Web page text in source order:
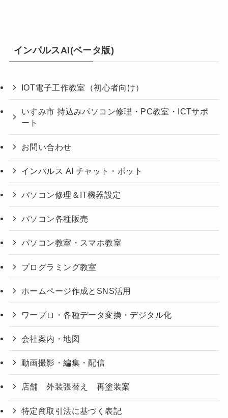
インパルスAI(ベータ版)
IOT電子工作教室（初心者向け）
いすみ市 持込みパソコン修理・PC教室・ICTサポ
ート
お問い合わせ
インパルス AI チャット・ボット
パソコン修理＆IT機器設定
パソコン各種販売
パソコン教室・スマホ教室
プログラミング教室
ホームページ作成とSNS活用
ワープロ・各種データ変換・デジタル化
会社案内・地図
動画撮影・編集・配信
店舗 外装張替え 再塗装案
特定商取引法に基づく表記